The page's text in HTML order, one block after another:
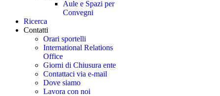
Aule e Spazi per
Convegni
Ricerca
Contatti
Orari sportelli
International Relations
Office
Giorni di Chiusura ente
Contattaci via e-mail
Dove siamo
Lavora con noi